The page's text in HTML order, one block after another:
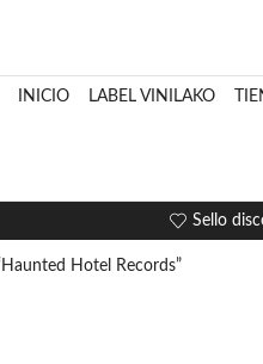
INICIO LABEL VINILAKO
Sello
Hotel Records”